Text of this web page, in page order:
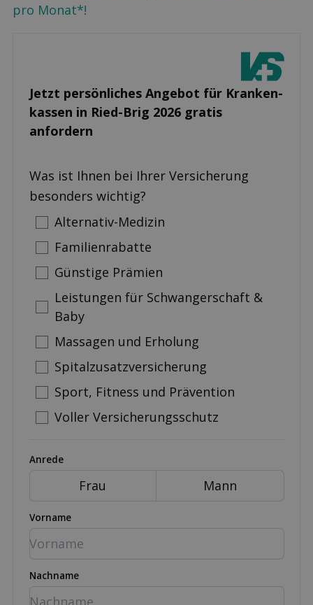
pro Monat*!
Jetzt persönliches Angebot für Kranken­
kassen in Ried-Brig 2026 gratis
anfordern
Was ist Ihnen bei Ihrer Versicherung
besonders wichtig?
Alternativ-Medizin
Familienrabatte
Günstige Prämien
Leistungen für Schwangerschaft &
Baby
Massagen und Erholung
Spitalzusatzversicherung
Sport, Fitness und Prävention
Voller Versicherungsschutz
Anrede
Frau Mann
Vorname
Nachname